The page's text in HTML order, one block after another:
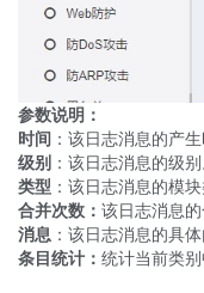
参数说明：
时间 ：该日志消息的产生
级别 ：该日志消息的级别
类型 ：该日志消息的模块
合并次数： 该日志消息的
消息 ：该日志消息的具体
条目统计： 统计当前类别